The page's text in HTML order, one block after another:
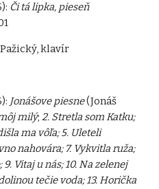
Či tá lipka, pieseň
klavír
Jonášove piesne(Jonáš
milý; 2. Stretla som Katku;
ma vôľa; 5. Uleteli
nahovára; 7. Vykvitla ruža;
Vitaj u nás; 10. Na zelenej
tečie voda; 13. Horička